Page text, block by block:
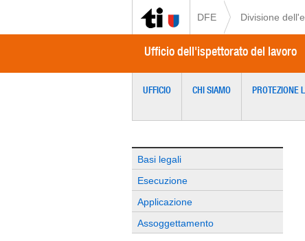
DFE Divisione
Ufficio dell'ispettorato del lavoro
UFFICIO CHI SIAMO PROTEZIONE
Basi legali
Esecuzione
Applicazione
Assoggettamento